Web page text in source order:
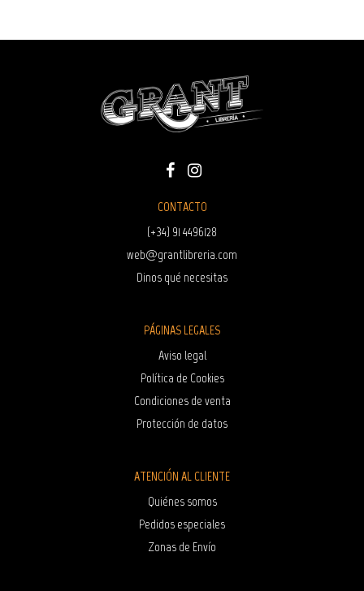
CONTACTO
(+34) 91 4496128
web@grantlibreria.com
Dinos qué necesitas
PÁGINAS LEGALES
Aviso legal
Política de Cookies
Condiciones de venta
Protección de datos
ATENCIÓN AL CLIENTE
Quiénes somos
Pedidos especiales
Zonas de Envío